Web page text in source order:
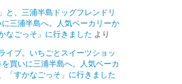
と、三浦半島ドッグフレンドリ
三浦半島へ。人気ベーカリーか
なごっそ」に行きました より
イブ。いちごとスイーツショッ
を買いに三浦半島へ。人気ベーカ
「すかなごっそ」に行きました